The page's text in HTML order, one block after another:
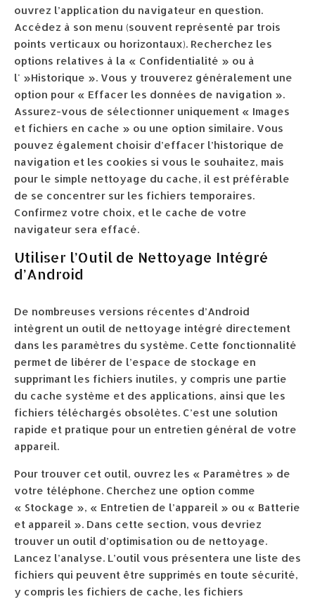
ouvrez l’application du navigateur en question.
Accédez à son menu (souvent représenté par trois
points verticaux ou horizontaux). Recherchez les
options relatives à la « Confidentialité » ou à
l' »Historique ». Vous y trouverez généralement une
option pour « Effacer les données de navigation ».
Assurez-vous de sélectionner uniquement « Images
et fichiers en cache » ou une option similaire. Vous
pouvez également choisir d’effacer l’historique de
navigation et les cookies si vous le souhaitez, mais
pour le simple nettoyage du cache, il est préférable
de se concentrer sur les fichiers temporaires.
Confirmez votre choix, et le cache de votre
navigateur sera effacé.
Utiliser l’Outil de Nettoyage Intégré
d’Android
De nombreuses versions récentes d’Android
intègrent un outil de nettoyage intégré directement
dans les paramètres du système. Cette fonctionnalité
permet de libérer de l’espace de stockage en
supprimant les fichiers inutiles, y compris une partie
du cache système et des applications, ainsi que les
fichiers téléchargés obsolètes. C’est une solution
rapide et pratique pour un entretien général de votre
appareil.
Pour trouver cet outil, ouvrez les « Paramètres » de
votre téléphone. Cherchez une option comme
« Stockage », « Entretien de l’appareil » ou « Batterie
et appareil ». Dans cette section, vous devriez
trouver un outil d’optimisation ou de nettoyage.
Lancez l’analyse. L’outil vous présentera une liste des
fichiers qui peuvent être supprimés en toute sécurité,
y compris les fichiers de cache, les fichiers